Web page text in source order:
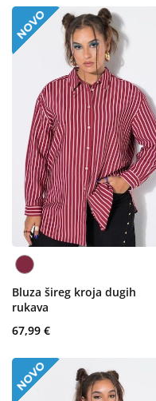
Bluza šireg kroja dugih
rukava
67,99 €